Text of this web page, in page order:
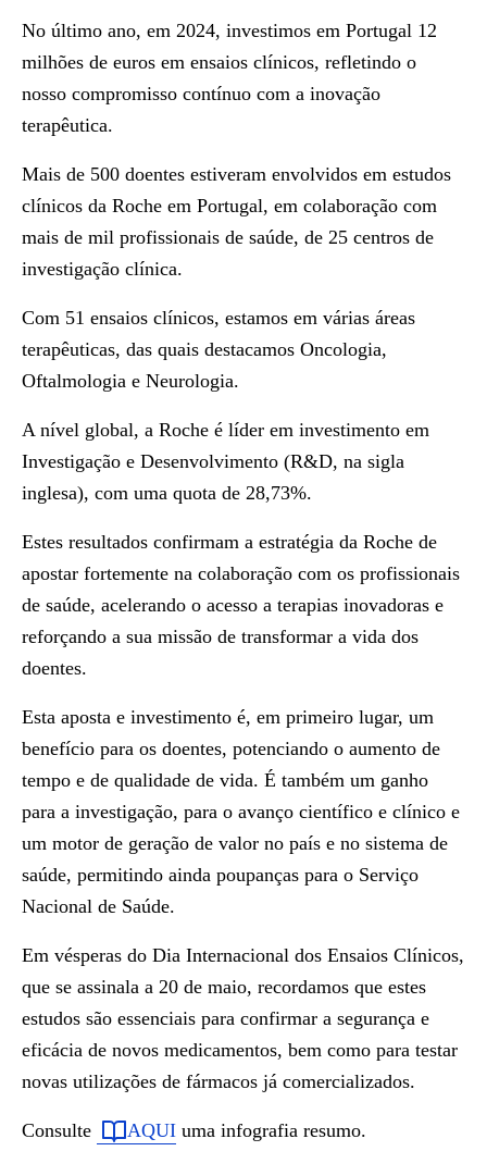
No último ano, em 2024, investimos em Portugal 12
milhões de euros em ensaios clínicos, refletindo o
nosso compromisso contínuo com a inovação
terapêutica.
Mais de 500 doentes estiveram envolvidos em estudos
clínicos da Roche em Portugal, em colaboração com
mais de mil profissionais de saúde, de 25 centros de
investigação clínica.
Com 51 ensaios clínicos, estamos em várias áreas
terapêuticas, das quais destacamos Oncologia,
Oftalmologia e Neurologia.
A nível global, a Roche é líder em investimento em
Investigação e Desenvolvimento (R&D, na sigla
inglesa), com uma quota de 28,73%.
Estes resultados confirmam a estratégia da Roche de
apostar fortemente na colaboração com os profissionais
de saúde, acelerando o acesso a terapias inovadoras e
reforçando a sua missão de transformar a vida dos
doentes.
Esta aposta e investimento é, em primeiro lugar, um
benefício para os doentes, potenciando o aumento de
tempo e de qualidade de vida. É também um ganho
para a investigação, para o avanço científico e clínico e
um motor de geração de valor no país e no sistema de
saúde, permitindo ainda poupanças para o Serviço
Nacional de Saúde.
Em vésperas do Dia Internacional dos Ensaios Clínicos,
que se assinala a 20 de maio, recordamos que estes
estudos são essenciais para confirmar a segurança e
eficácia de novos medicamentos, bem como para testar
novas utilizações de fármacos já comercializados.
Consulte AQUI uma infografia resumo.